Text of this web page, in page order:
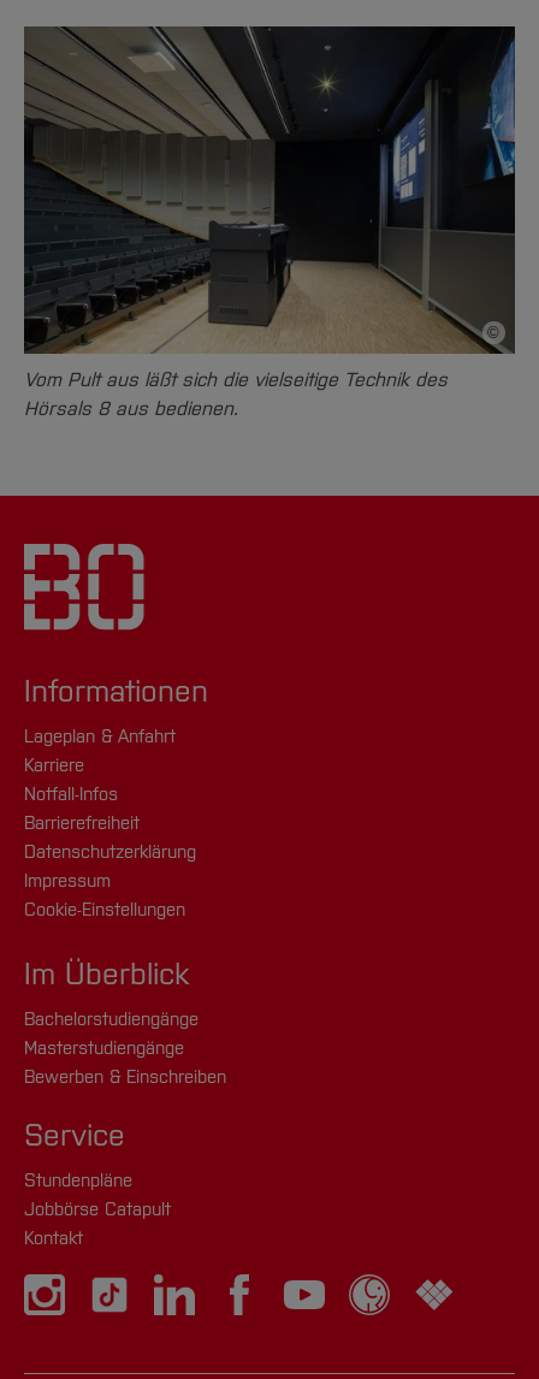
©
Vom Pult aus läßt sich die vielseitige Technik des
Hörsals 8 aus bedienen.
Informationen
Lageplan & Anfahrt
Karriere
Notfall-Infos
Barrierefreiheit
Datenschutzerklärung
Impressum
Cookie-Einstellungen
Im Überblick
Bachelorstudiengänge
Masterstudiengänge
Bewerben & Einschreiben
Service
Stundenpläne
Jobbörse Catapult
Kontakt